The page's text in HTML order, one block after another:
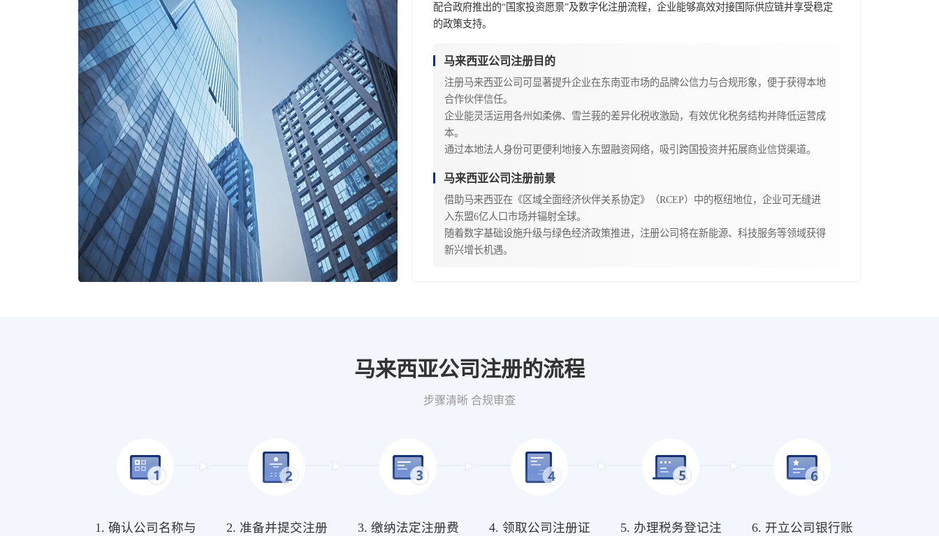
配合政府推出的“国家投资愿景”及数字化注册流程，企业能够高效对接国际供应链并享受稳定
的政策支持。
马来西亚公司注册目的
注册马来西亚公司可显著提升企业在东南亚市场的品牌公信力与合规形象，便于获得本地
合作伙伴信任。
企业能灵活运用各州如柔佛、雪兰莪的差异化税收激励，有效优化税务结构并降低运营成
本。
通过本地法人身份可更便利地接入东盟融资网络，吸引跨国投资并拓展商业信贷渠道。
马来西亚公司注册前景
借助马来西亚在《区域全面经济伙伴关系协定》（RCEP）中的枢纽地位，企业可无缝进
入东盟6亿人口市场并辐射全球。
随着数字基础设施升级与绿色经济政策推进，注册公司将在新能源、科技服务等领域获得
新兴增长机遇。
马来西亚公司注册的流程
步骤清晰 合规审查
1. 确认公司名称与
2. 准备并提交注册
3. 缴纳法定注册费
4. 领取公司注册证
5. 办理税务登记注
6. 开立公司银行账